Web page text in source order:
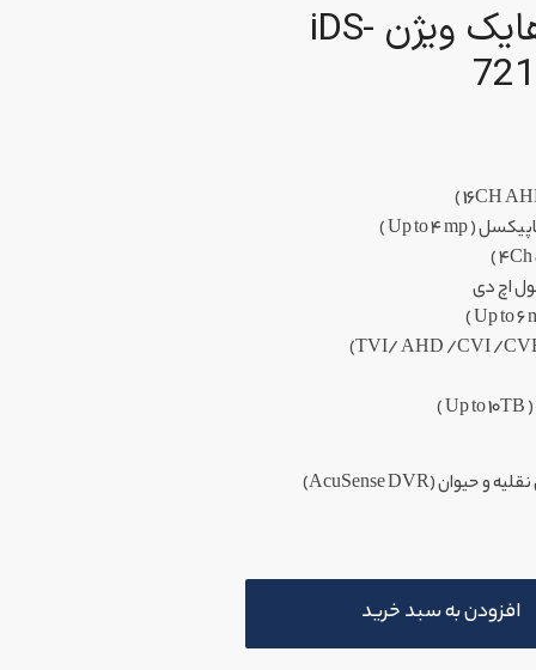
دستگاه DVR هایک ویژن iDS-
و حیوان (AcuSense DVR)
افزودن به سبد خرید